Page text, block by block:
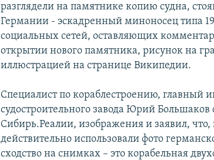
разглядели на памятнике копию судна,
Германии - эскадренный миноносец типа
социальных сетей, оставляющих
открытии нового памятника, рисунок на
иллюстрацией на странице Википедии.
Специалист по кораблестроению, главный
судостроительного завода Юрий
Сибирь.Реалии, изображения и заявил,
действительно использовали фото
сходство на снимках – это корабельная